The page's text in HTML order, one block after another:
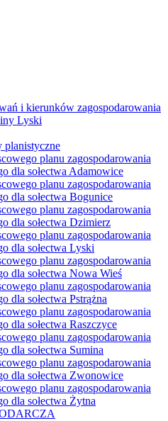
i kierunków zagospodarowania
Lyski
planistyczne
planu zagospodarowania
dla sołectwa Adamowice
planu zagospodarowania
dla sołectwa Bogunice
planu zagospodarowania
dla sołectwa Dzimierz
planu zagospodarowania
dla sołectwa Lyski
planu zagospodarowania
dla sołectwa Nowa Wieś
planu zagospodarowania
dla sołectwa Pstrążna
planu zagospodarowania
dla sołectwa Raszczyce
planu zagospodarowania
dla sołectwa Sumina
planu zagospodarowania
dla sołectwa Zwonowice
planu zagospodarowania
dla sołectwa Żytna